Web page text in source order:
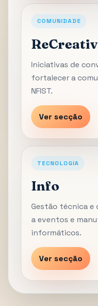
COMUNIDADE
Iniciativas de
fortalecer a
NFIST.
Ver secção
TECNOLOGIA
Info
Gestão técnica e
a eventos e
informáticos.
Ver secção